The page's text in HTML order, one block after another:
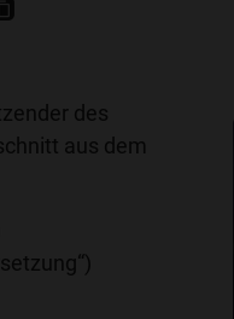
des
aus dem